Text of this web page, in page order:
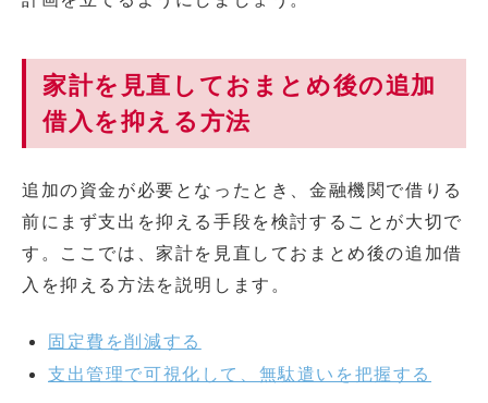
家計を見直しておまとめ後の追加
借入を抑える方法
追加の資金が必要となったとき、金融機関で借りる
前にまず支出を抑える手段を検討することが大切で
す。ここでは、家計を見直しておまとめ後の追加借
入を抑える方法を説明します。
固定費を削減する
支出管理で可視化して、無駄遣いを把握する